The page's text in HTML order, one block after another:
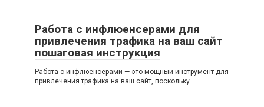
Работа с инфлюенсерами для
привлечения трафика на ваш сайт
пошаговая инструкция
Работа с инфлюенсерами — это мощный инструмент для
привлечения трафика на ваш сайт, поскольку